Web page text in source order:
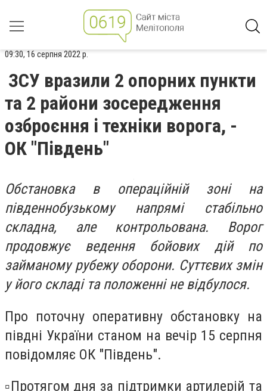
09:30, 16 серпня 2022 р.
ЗСУ вразили 2 опорних пункти
та 2 райони зосередження
озброєння і техніки ворога, -
ОК "Південь"
Обстановка в операційній зоні на
південнобузькому напрямі стабільно
складна, але контрольована. Ворог
продовжує ведення бойових дій по
займаному рубежу оборони. Суттєвих змін
у його складі та положенні не відбулося.
Про поточну оперативну обстановку на
півдні України станом на вечір 15 серпня
повідомляє ОК "Південь".
▫️Протягом дня за підтримки артилерій та